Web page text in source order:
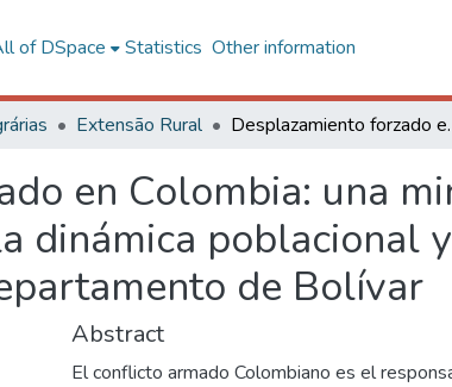
of DSpace Statistics Other information
Extensão Rural Desplazamiento forzado en Colombia:
en Colombia: una
dinámica poblacional
de Bolívar
Abstract
El conflicto armado Colombiano es el